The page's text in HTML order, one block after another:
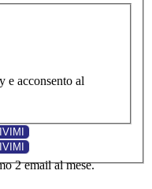
e acconsento al
2 email al mese.